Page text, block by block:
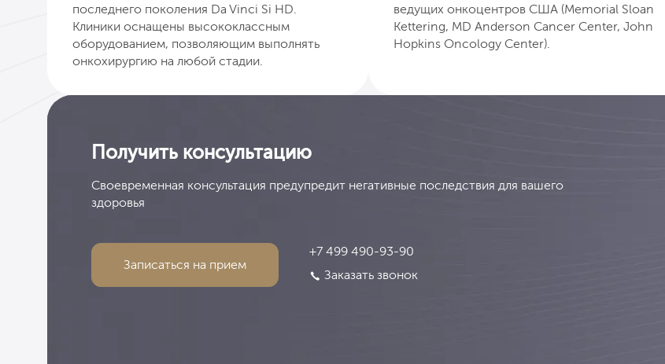
последнего поколения Da Vinci Si HD.
Клиники оснащены высококлассным
оборудованием, позволяющим выполнять
онкохирургию на любой стадии.
ведущих онкоцентров США (Memorial Sloan
Kettering, MD Anderson Cancer Center, John
Hopkins Oncology Center).
Получить консультацию
Своевременная консультация предупредит негативные последствия для вашего
здоровья
Записаться на прием
+7 499 490-93-90
Заказать звонок